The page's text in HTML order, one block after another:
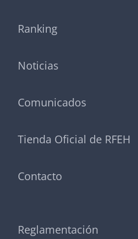
Ranking
Noticias
Comunicados
Tienda Oficial de RFEH
Contacto
Reglamentación